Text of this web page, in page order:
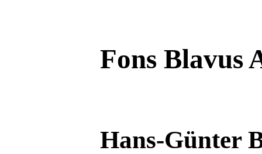
Fons Blavus
Hans-Günter